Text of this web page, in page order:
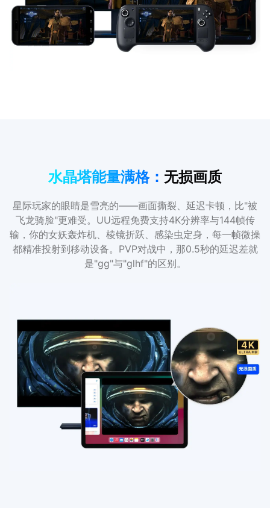
水晶塔能量满格： 无损画质
星际玩家的眼睛是雪亮的——画面撕裂、延迟卡顿，比"被
飞龙骑脸"更难受。UU远程免费支持4K分辨率与144帧传
输，你的女妖轰炸机、棱镜折跃、感染虫定身，每一帧微操
都精准投射到移动设备。PVP对战中，那0.5秒的延迟差就
是"gg"与"glhf"的区别。